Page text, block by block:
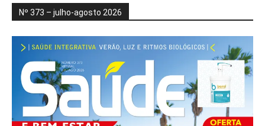
Nº 373 – julho-agosto 2026